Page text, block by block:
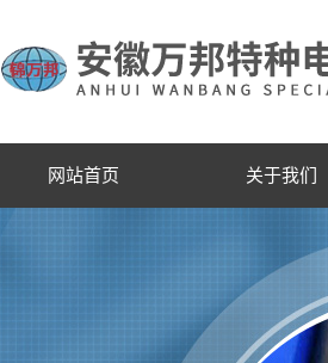
网站首页 关于我们